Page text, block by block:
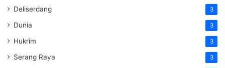
Deliserdang 3
Dunia 3
Hukrim 3
Serang Raya 3